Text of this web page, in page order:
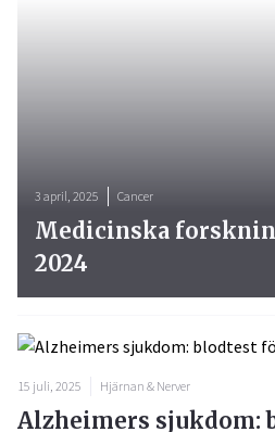
15 juli, 2025 Hjärnan & Nerver
Alzheimers sjukdom:
3 april, 2025 Cancer
Medicinska
2024